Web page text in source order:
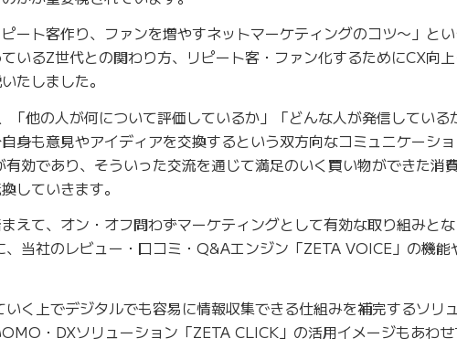
ート客作り、ファンを増やすネットマーケティングのコツ〜」と
いるZ世代との関わり方、リピート客・ファン化するためにCX向
たしました。
「他の人が何について評価しているか」「どんな人が発信している
身も意見やアイディアを交換するという双方向なコミュニケーシ
効であり、そういった交流を通じて満足のいく買い物ができた消
していきます。
えて、オン・オフ問わずマーケティングとして有効な取り組みと
当社のレビュー・口コミ・Q&Aエンジン「ZETA VOICE」の機能
く上でデジタルでも容易に情報収集できる仕組みを補完するソリ
・DXソリューション「ZETA CLICK」の活用イメージもあわ